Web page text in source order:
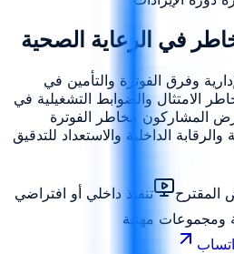
في الرعاية الصحية
وفرق الفوترة والتأمين في
الامتثال والضوابط التشغيلية في
المشاركون مخاطر الفوترة
الداخلية والاستعداد للتدقيق
المقترح
تنفيذ داخلي أو افتراضي
مهنية